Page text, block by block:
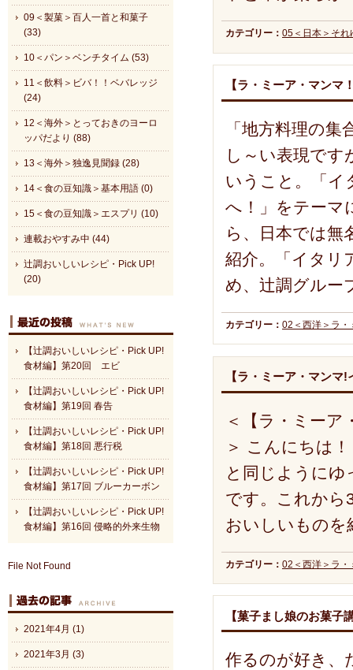
カテゴリー： 05＜日本＞それ
【ラ・ミーア・マンマ
「地方料理の
し～い表現です
いうこと。「イ
へ！」をテーマ
ら、日本では無
紹介。「イタリ
め、辻調グルー
カテゴリー： 02＜西洋＞ラ・
【ラ・ミーア・マン
＜【ラ・ミー
＞ こんにちは
と同じように
です。これから
おいしいものを
カテゴリー： 02＜西洋＞ラ・
【菓子まし娘のお菓子
作るのが好き、
09＜製菓＞百人一首と和菓子
(33)
10＜パン＞ベンチタイム (53)
11＜飲料＞ビバ！！ベバレッジ
(24)
12＜海外＞とっておきのヨーロ
ッパだより (88)
13＜海外＞独逸見聞録 (28)
14＜食の豆知識＞基本用語 (0)
15＜食の豆知識＞エスプリ (10)
連載おやすみ中 (44)
辻調おいしいレシピ・Pick UP!
(20)
【辻調おいしいレシピ・Pick UP!
食材編】第20回 エビ
【辻調おいしいレシピ・Pick UP!
食材編】第19回 春告
【辻調おいしいレシピ・Pick UP!
食材編】第18回 悪行税
【辻調おいしいレシピ・Pick UP!
食材編】第17回 ブルーカーボン
【辻調おいしいレシピ・Pick UP!
食材編】第16回 侵略的外来生物
File Not Found
2021年4月 (1)
2021年3月 (3)